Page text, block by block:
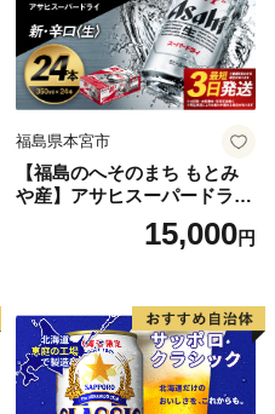
福島県本宮市
【福島のへそのまち もとみ
や産】アサヒスーパードライ
350ml×24本 合計8.4L 1ケー
ス アルコール度数5% 缶ビー
口 送料無料 カメイ 本宮市
【07214-0206】
15,000円